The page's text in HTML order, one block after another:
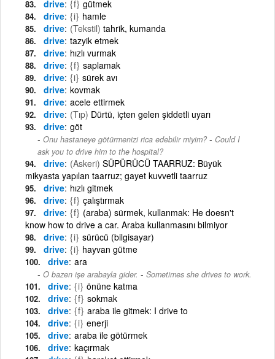
drive {f} gütmek
drive {i} hamle
drive (Tekstil) tahrik, kumanda
drive tazyik etmek
drive hızlı vurmak
drive {f} saplamak
drive {i} sürek avı
drive kovmak
drive acele ettirmek
drive (Tıp) Dürtü, içten gelen şiddetli uyarı
drive göt
Onu hastaneye götürmenizi rica edebilir miyim? - Could I
ask you to drive him to the hospital?
drive (Askeri) SÜPÜRÜCÜ TAARRUZ: Büyük
mikyasta yapılan taarruz; gayet kuvvetli taarruz
drive hızlı gitmek
drive {f} çalıştırmak
drive {f} (araba) sürmek, kullanmak: He doesn't
know how to drive a car. Araba kullanmasını bilmiyor
drive {i} sürücü (bilgisayar)
drive {i} hayvan gütme
drive ara
O bazen işe arabayla gider. - Sometimes she drives to work.
drive {i} önüne katma
drive {f} sokmak
drive {f} araba ile gitmek: I drive to
drive {i} enerji
drive araba ile götürmek
drive kaçırmak